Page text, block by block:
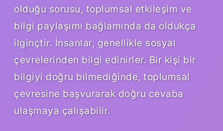
olduğu sorusu, toplumsal etkileşim ve
bilgi paylaşımı bağlamında da oldukça
ilginçtir. İnsanlar, genellikle sosyal
çevrelerinden bilgi edinirler. Bir kişi bir
bilgiyi doğru bilmediğinde, toplumsal
çevresine başvurarak doğru cevaba
ulaşmaya çalışabilir.